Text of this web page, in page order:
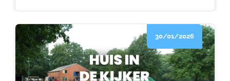
zorgen we ervoor dat we die leuke plek
voor onze groep zeker kunnen vastleggen?
30/01/2026